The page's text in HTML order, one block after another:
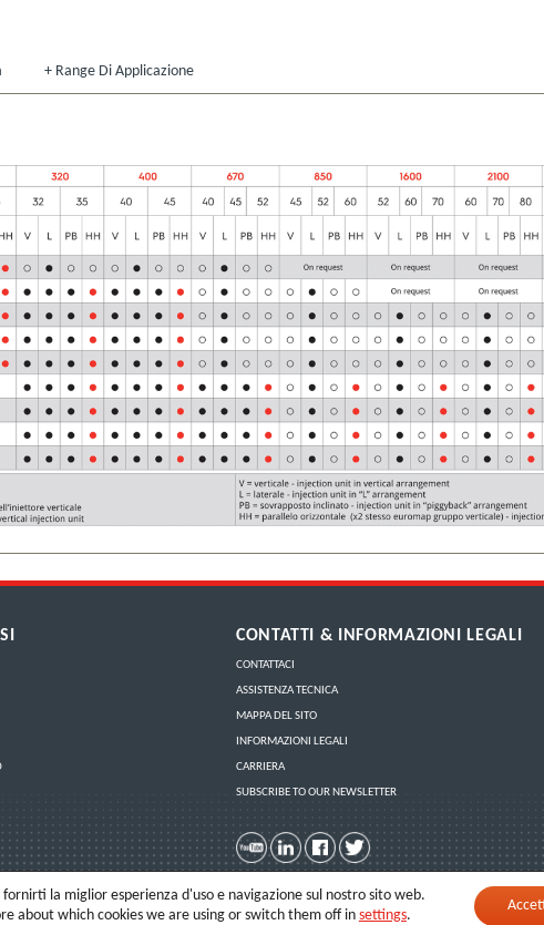
Range Di Applicazione
CONTATTI & INFORMAZIONI LEGALI
CONTATTACI
ASSISTENZA TECNICA
MAPPA DEL SITO
INFORMAZIONI LEGALI
CARRIERA
SUBSCRIBE TO OUR NEWSLETTER
fornirti la miglior esperienza d'uso e navigazione sul nostro sito web.
about which cookies we are using or switch them off in settings.